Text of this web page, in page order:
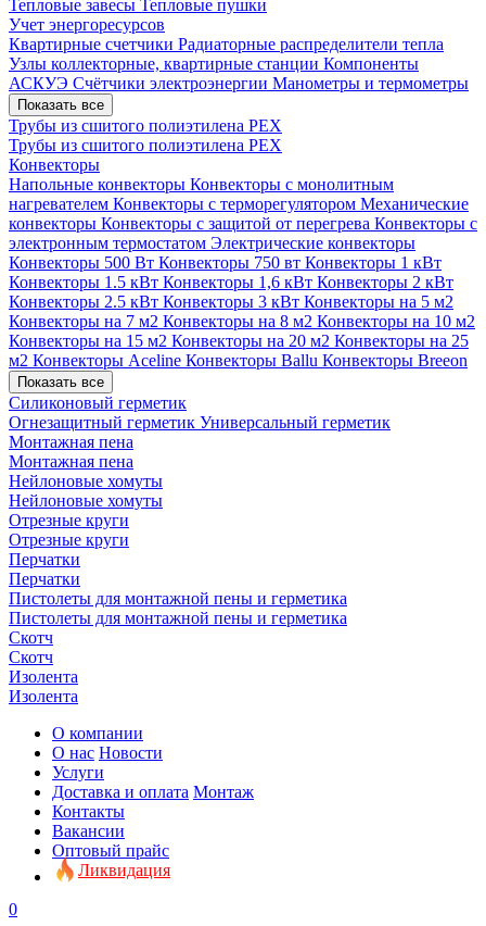
Тепловые завесы Тепловые пушки
Учет энергоресурсов
Квартирные счетчики Радиаторные распределители тепла
Узлы коллекторные, квартирные станции Компоненты
АСКУЭ Счётчики электроэнергии Манометры и термометры
Показать все
Трубы из сшитого полиэтилена PEX
Трубы из сшитого полиэтилена PEX
Конвекторы
Напольные конвекторы Конвекторы с монолитным
нагревателем Конвекторы с терморегулятором Механические
конвекторы Конвекторы с защитой от перегрева Конвекторы с
электронным термостатом Электрические конвекторы
Конвекторы 500 Вт Конвекторы 750 вт Конвекторы 1 кВт
Конвекторы 1.5 кВт Конвекторы 1,6 кВт Конвекторы 2 кВт
Конвекторы 2.5 кВт Конвекторы 3 кВт Конвекторы на 5 м2
Конвекторы на 7 м2 Конвекторы на 8 м2 Конвекторы на 10 м2
Конвекторы на 15 м2 Конвекторы на 20 м2 Конвекторы на 25
м2 Конвекторы Aceline Конвекторы Ballu Конвекторы Breeon
Показать все
Силиконовый герметик
Огнезащитный герметик Универсальный герметик
Монтажная пена
Монтажная пена
Нейлоновые хомуты
Нейлоновые хомуты
Отрезные круги
Отрезные круги
Перчатки
Перчатки
Пистолеты для монтажной пены и герметика
Пистолеты для монтажной пены и герметика
Скотч
Скотч
Изолента
Изолента
О компании
О нас Новости
Услуги
Доставка и оплата Монтаж
Контакты
Вакансии
Оптовый прайс
Ликвидация
0